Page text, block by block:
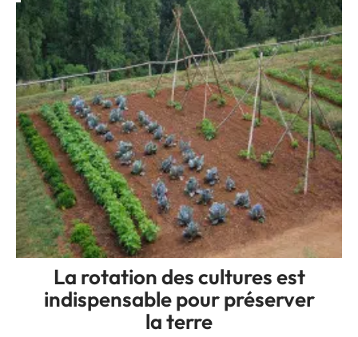
La rotation des cultures est
indispensable pour préserver
la terre